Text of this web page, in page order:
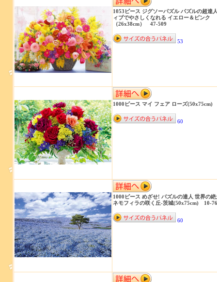
1053ピース ジグソーパズル パズルの超達
ィブでやさしくなれる イエロー＆ピンク
（26x38cm） 47-509
53
1000ピース マイ フェア ローズ(50x75cm)
60
1000ピース めざせ! パズルの達人 世界の
ネモフィラの咲く丘-茨城(50x75cm) 10-
60